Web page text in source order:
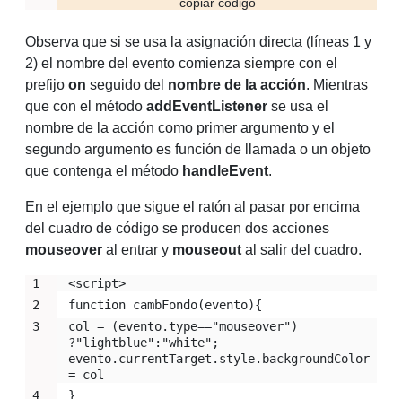
Observa que si se usa la asignación directa (líneas 1 y
2) el nombre del evento comienza siempre con el
prefijo on seguido del nombre de la acción. Mientras
que con el método addEventListener se usa el
nombre de la acción como primer argumento y el
segundo argumento es función de llamada o un objeto
que contenga el método handleEvent.
En el ejemplo que sigue el ratón al pasar por encima
del cuadro de código se producen dos acciones
mouseover al entrar y mouseout al salir del cuadro.
<script>
function cambFondo(evento){
col = (evento.type=="mouseover")
?"lightblue":"white";
evento.currentTarget.style.backgroundColor
= col
}